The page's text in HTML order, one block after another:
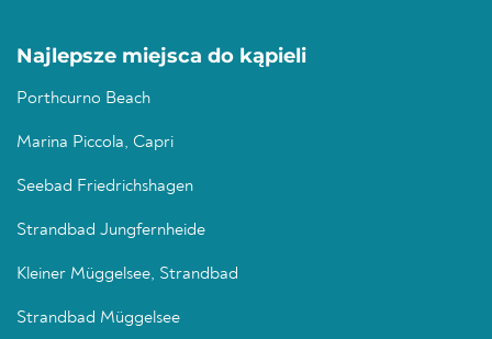
Najlepsze miejsca do kąpieli
Porthcurno Beach
Marina Piccola, Capri
Seebad Friedrichshagen
Strandbad Jungfernheide
Kleiner Müggelsee, Strandbad
Strandbad Müggelsee